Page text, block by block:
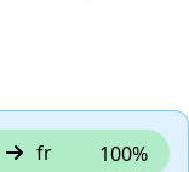
fr 100%